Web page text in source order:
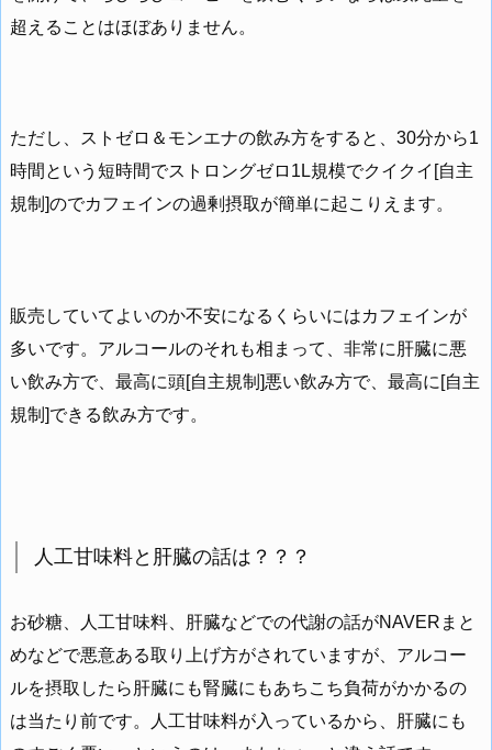
超えることはほぼありません。
ただし、ストゼロ＆モンエナの飲み方をすると、30分から1
時間という短時間でストロングゼロ1L規模でクイクイ[自主
規制]のでカフェインの過剰摂取が簡単に起こりえます。
販売していてよいのか不安になるくらいにはカフェインが
多いです。アルコールのそれも相まって、非常に肝臓に悪
い飲み方で、最高に頭[自主規制]悪い飲み方で、最高に[自主
規制]できる飲み方です。
人工甘味料と肝臓の話は？？？
お砂糖、人工甘味料、肝臓などでの代謝の話がNAVERまと
めなどで悪意ある取り上げ方がされていますが、アルコー
ルを摂取したら肝臓にも腎臓にもあちこち負荷がかかるの
は当たり前です。人工甘味料が入っているから、肝臓にも